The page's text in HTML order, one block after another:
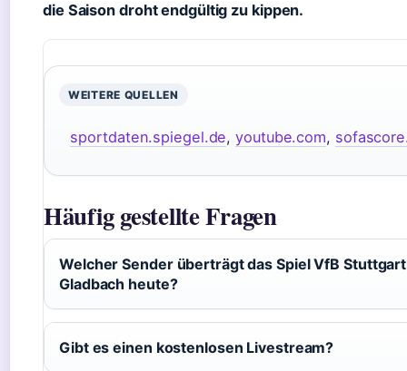
die Saison droht endgültig zu kippen.
WEITERE QUELLEN
sportdaten.spiegel.de,youtube.com,
Häufig gestellte Fragen
Welcher Sender überträgt das Spiel VfB
Gladbach heute?
Gibt es einen kostenlosen Livestream?